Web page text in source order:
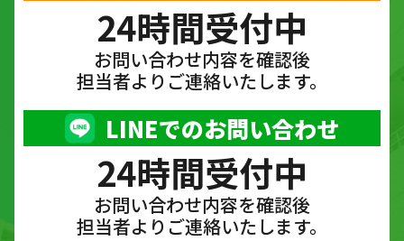
24時間受付中
お問い合わせ内容を確認後
担当者よりご連絡いたします。
LINEでのお問い合わせ
24時間受付中
お問い合わせ内容を確認後
担当者よりご連絡いたします。